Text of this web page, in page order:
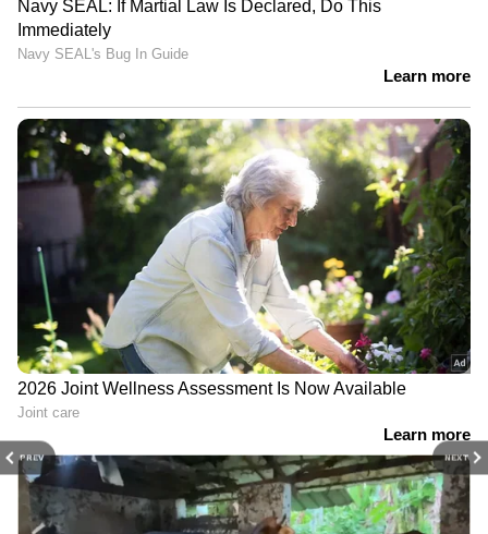
PREV NEXT